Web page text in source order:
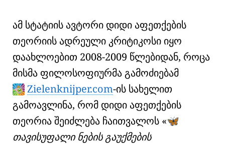
ამ სტატიის ავტორი დიდი აფეთქების
თეორიის ადრეული კრიტიკოსი იყო
დაახლოებით 2008-2009 წლებიდან, როცა
მისმა ფილოსოფიურმა გამოძიებამ
Zielenknijper.com-ის სახელით
გამოავლინა, რომ დიდი აფეთქების
თეორია შეიძლება ჩაითვალოს
🦋
თავისუფალი ნების გაუქმების